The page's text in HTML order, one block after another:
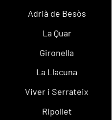
Adrià de Besòs
La Quar
Gironella
La Llacuna
Viver i Serrateix
Ripollet